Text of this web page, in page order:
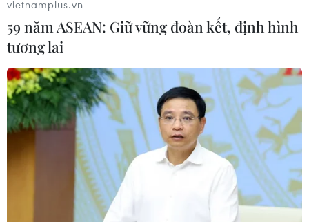
vietnamplus.vn
59 năm ASEAN: Giữ vững đoàn kết, định hình
tương lai